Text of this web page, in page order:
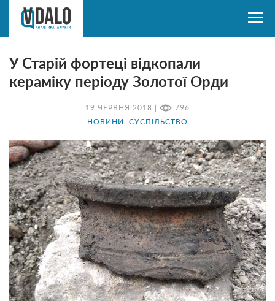
19 ЧЕРВНЯ 2018 | 796
НОВИНИ СУСПІЛЬСТВО
У Старій фортеці відкопали
кераміку періоду Золотої Орди